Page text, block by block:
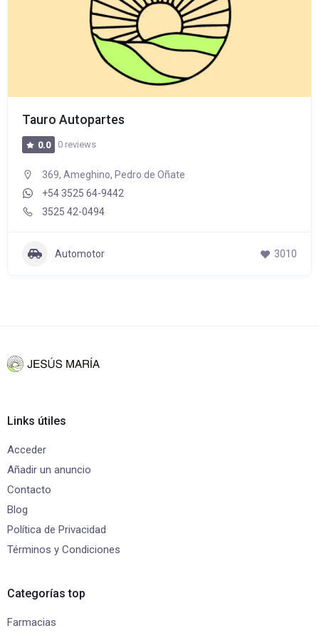
Tauro Autopartes
0.0 0 reviews
369, Ameghino, Pedro de Oñate
+54 3525 64-9442
3525 42-0494
Automotor 3010
Links útiles
Acceder
Añadir un anuncio
Contacto
Blog
Política de Privacidad
Términos y Condiciones
Categorías top
Farmacias